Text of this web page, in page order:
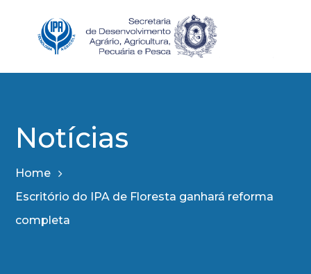
Notícias
Home
Escritório do IPA de Floresta ganhará reforma
completa